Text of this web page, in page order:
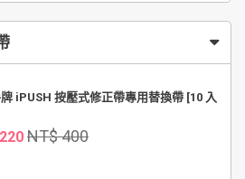
iPUSH 按壓式修正帶專用替換帶 [10 入
NT$ 400